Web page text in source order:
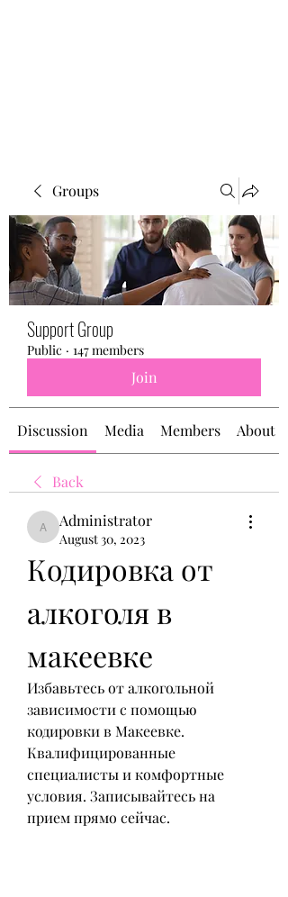
Groups
Support Group
Public · 147 members
Join
Discussion Media Members About
Back
Administrator
Administrator
August 30, 2023
Кодировка от
алкоголя в
макеевке
Избавьтесь от алкогольной
зависимости с помощью
кодировки в Макеевке.
Квалифицированные
специалисты и комфортные
условия. Записывайтесь на
прием прямо сейчас.